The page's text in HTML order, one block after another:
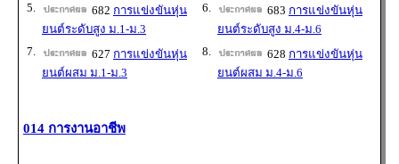
5.
682 การแข่งขันหุ่น
ยนต์ระดับสูง ม.1-ม.3
6. 683 การแข่งขันหุ่น
ยนต์ระดับสูง ม.4-ม.6
7.
627 การแข่งขันหุ่น
ยนต์ผสม ม.1-ม.3
8. 628 การแข่งขันหุ่น
ยนต์ผสม ม.4-ม.6
014 การงานอาชีพ